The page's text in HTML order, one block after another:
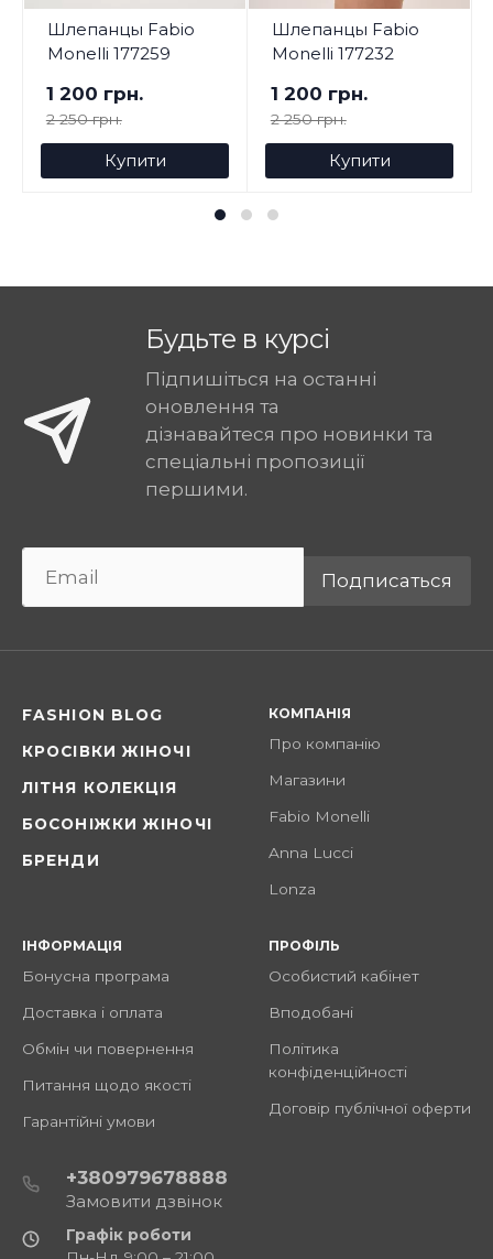
Шлепанцы Fabio
Monelli 177259
1 200 грн.
2 250 грн.
Купити
Шлепанцы Fabio
Monelli 177232
1 200 грн.
2 250 грн.
Купити
Будьте в курсі
Підпишіться на останні
оновлення та
дізнавайтеся про новинки та
спеціальні пропозиції
першими.
Подписаться
FASHION BLOG
КРОСІВКИ ЖІНОЧІ
ЛІТНЯ КОЛЕКЦІЯ
БОСОНІЖКИ ЖІНОЧІ
БРЕНДИ
КОМПАНІЯ
Про компанію
Магазини
Fabio Monelli
Anna Lucci
Lonza
ІНФОРМАЦІЯ
Бонусна програма
Доставка і оплата
Обмін чи повернення
Питання щодо якості
Гарантійні умови
ПРОФІЛЬ
Особистий кабінет
Вподобані
Політика
конфіденційності
Договір публічної оферти
+380979678888
Замовити дзвінок
Графік роботи